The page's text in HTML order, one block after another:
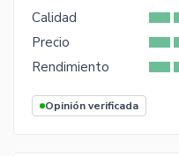
Calidad
Precio
Rendimiento
Opinión verificada